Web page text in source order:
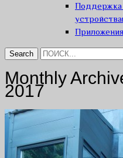
Поддержка
Monthly
2017